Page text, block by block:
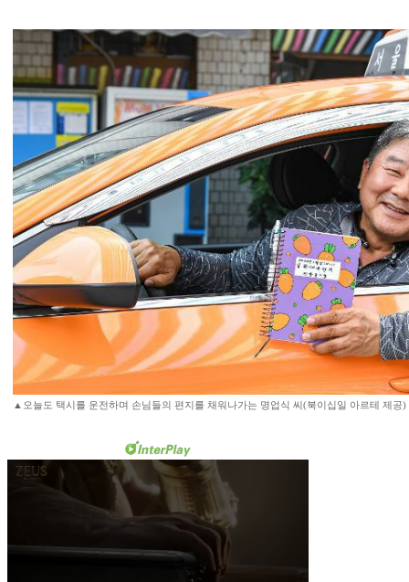
▲오늘도 택시를 운전하며 손님들의 편지를 채워나가는 명업식 씨(북이십일 아르테 제공)